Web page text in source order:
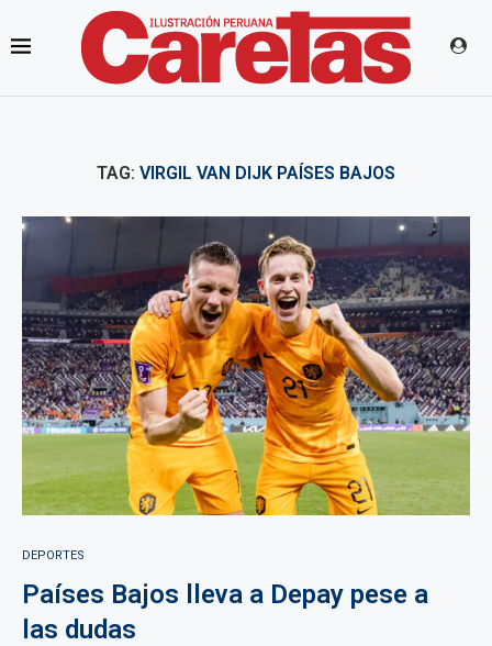
TAG: VIRGIL VAN DIJK PAÍSES BAJOS
DEPORTES
Países Bajos lleva a Depay pese a
las dudas